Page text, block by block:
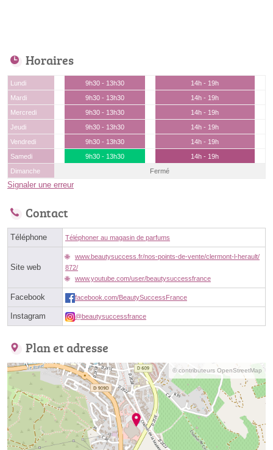
Horaires
Lundi 9h30 - 13h30
14h - 19h
Mardi
9h30 - 13h30
14h - 19h
Mercredi
9h30 - 13h30
14h - 19h
Jeudi
9h30 - 13h30
14h - 19h
Vendredi
9h30 - 13h30
14h - 19h
Samedi
9h30 - 13h30
14h - 19h
Dimanche
Fermé
Signaler une erreur
Contact
Téléphone Téléphoner au magasin de parfums
Site web
www.beautysuccess.fr/nos-points-de-vente/clermont-l-herault/
872/
www.youtube.com/user/beautysuccessfrance
Facebook facebook.com/BeautySuccessFrance
Instagram @beautysuccessfrance
Plan et adresse
© contributeurs OpenStreetMap